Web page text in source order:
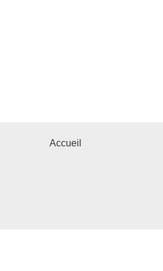
Accueil